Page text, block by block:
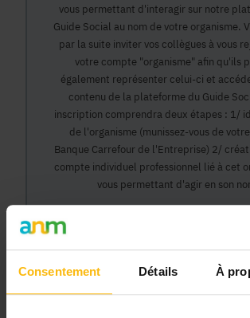
Consentement Détails À
vous permettant d'interagir sur notre
Guide Social au nom de votre organisme.
par la suite inviter vos collègues à vous
votre compte "organisme" afin qu'ils
également représenter celui-ci et
contenu de la plateforme du Guide
inscription comprendra deux étapes : 1/
de l'organisme (munissez-vous de
Banque Carrefour de l'Entreprise) 2/
compte individuel professionnel lié à cet
vous permettant d'agir en son